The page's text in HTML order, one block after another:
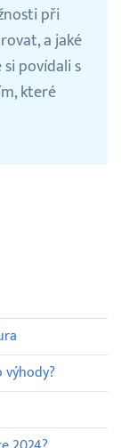
při
a jaké
povídali s
které